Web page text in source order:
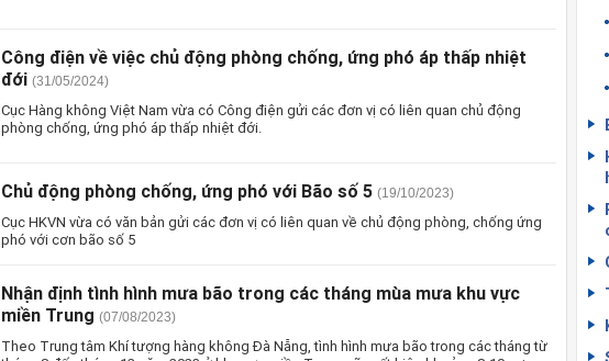
Công điện về việc chủ động phòng chống, ứng phó áp thấp nhiệt
đới (31/05/2024)
Cục Hàng không Việt Nam vừa có Công điện gửi các đơn vị có liên quan chủ động
phòng chống, ứng phó áp thấp nhiệt đới.
Chủ động phòng chống, ứng phó với Bão số 5 (19/10/2023)
Cục HKVN vừa có văn bản gửi các đơn vị có liên quan về chủ động phòng, chống ứng
phó với cơn bão số 5
Nhận định tình hình mưa bão trong các tháng mùa mưa khu vực
miền Trung (07/08/2023)
Theo Trung tâm Khí tượng hàng không Đà Nẵng, tình hình mưa bão trong các tháng từ